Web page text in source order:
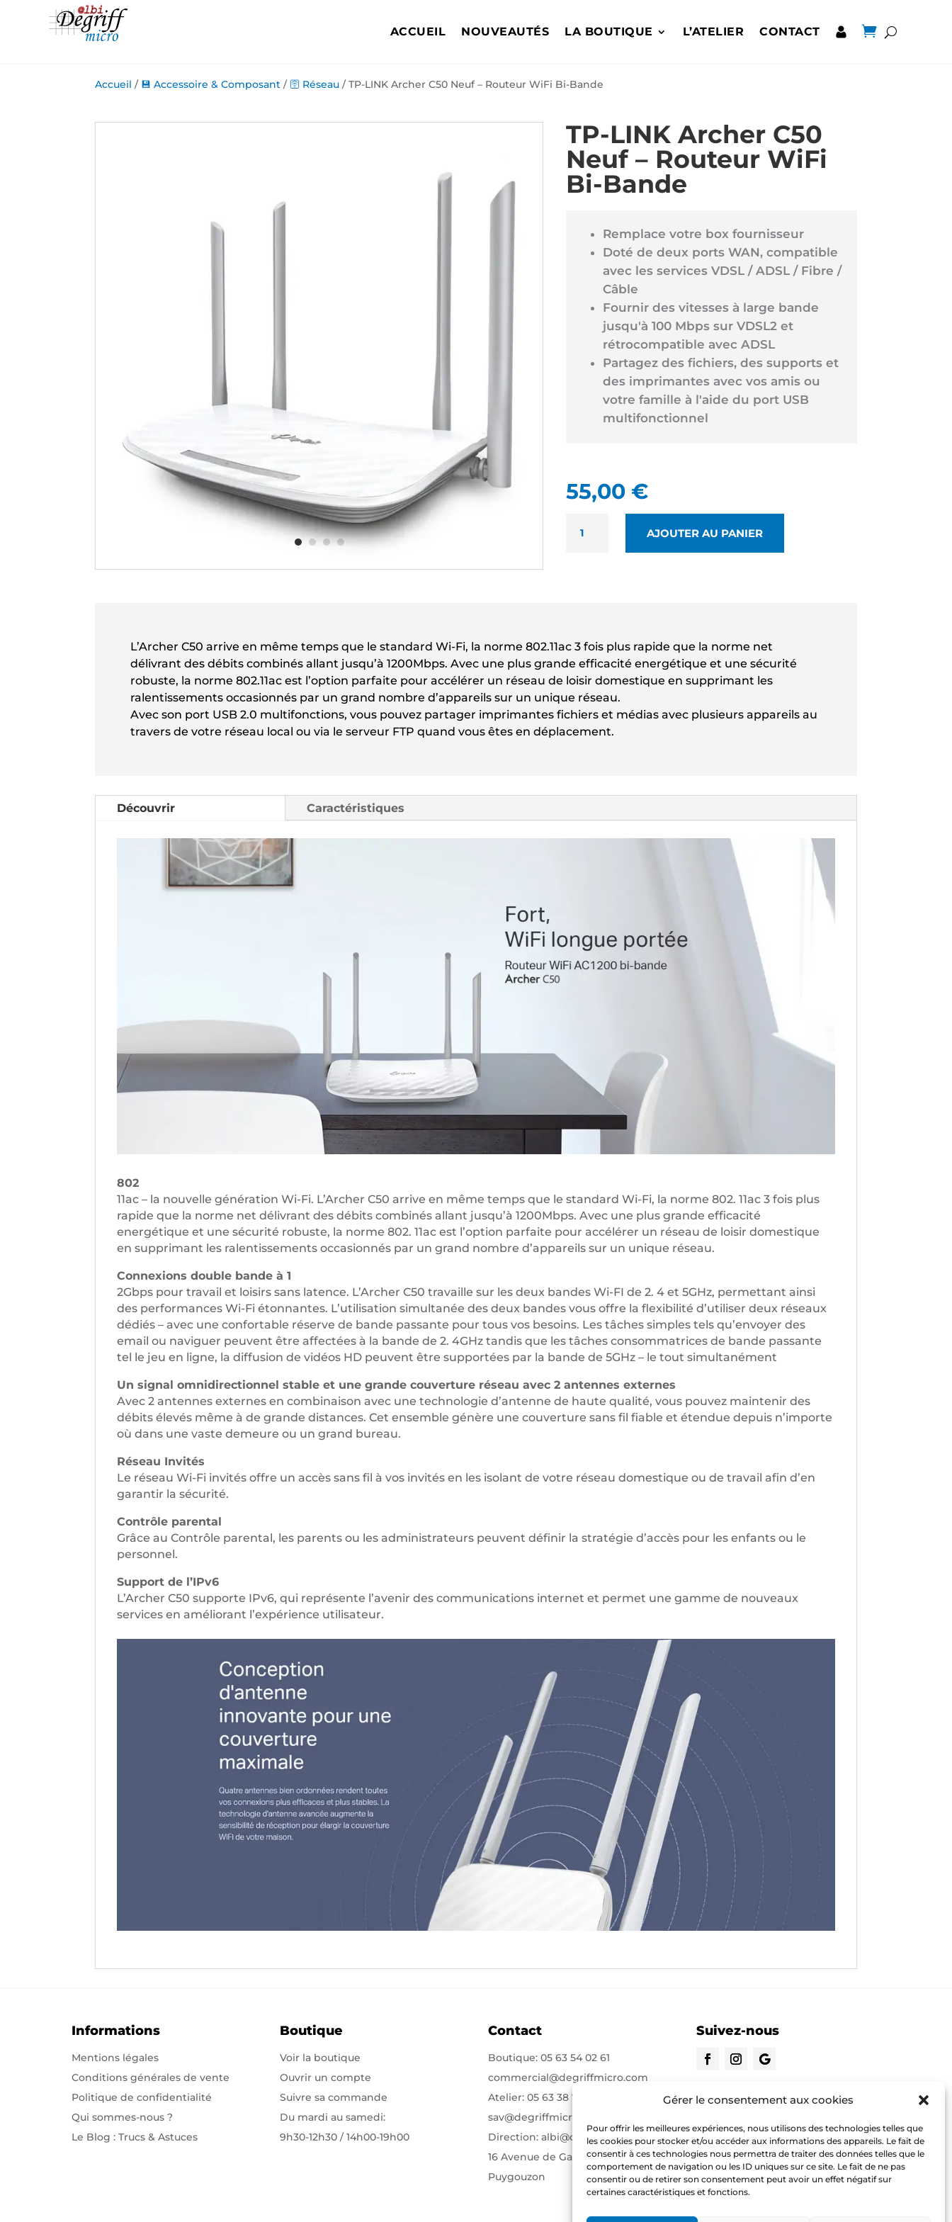
Gérer le consentement aux cookies
Pour offrir les meilleures expériences, nous utilisons des technologies telles que
les cookies pour stocker et/ou accéder aux informations des appareils. Le fait de
consentir à ces technologies nous permettra de traiter des données telles que le
comportement de navigation ou les ID uniques sur ce site. Le fait de ne pas
consentir ou de retirer son consentement peut avoir un effet négatif sur
certaines caractéristiques et fonctions.
ACCUEIL NOUVEAUTÉS LA BOUTIQUE L’ATELIER CONTACT 
Accueil / 💾 Accessoire & Composant /🛜 Réseau / TP-LINK Archer C50 Neuf – Routeur WiFi Bi-Bande
TP-LINK Archer C50
Neuf – Routeur WiFi
Bi-Bande
Remplace votre box fournisseur
Doté de deux ports WAN, compatible
avec les services VDSL / ADSL / Fibre /
Câble
Fournir des vitesses à large bande
jusqu'à 100 Mbps sur VDSL2 et
rétrocompatible avec ADSL
Partagez des fichiers, des supports et
des imprimantes avec vos amis ou
votre famille à l'aide du port USB
multifonctionnel
55,00 €
ROUTEUR
WIFI
BI-
BANDE
AJOUTER AU PANIER
L’Archer C50 arrive en même temps que le standard Wi-Fi, la norme 802.11ac 3 fois plus rapide que la norme net
délivrant des débits combinés allant jusqu’à 1200Mbps. Avec une plus grande efficacité energétique et une sécurité
robuste, la norme 802.11ac est l’option parfaite pour accélérer un réseau de loisir domestique en supprimant les
ralentissements occasionnés par un grand nombre d’appareils sur un unique réseau.
Avec son port USB 2.0 multifonctions, vous pouvez partager imprimantes fichiers et médias avec plusieurs appareils au
travers de votre réseau local ou via le serveur FTP quand vous êtes en déplacement.
Découvrir Caractéristiques
802
11ac – la nouvelle génération Wi-Fi. L’Archer C50 arrive en même temps que le standard Wi-Fi, la norme 802. 11ac 3 fois plus
rapide que la norme net délivrant des débits combinés allant jusqu’à 1200Mbps. Avec une plus grande efficacité
energétique et une sécurité robuste, la norme 802. 11ac est l’option parfaite pour accélérer un réseau de loisir domestique
en supprimant les ralentissements occasionnés par un grand nombre d’appareils sur un unique réseau.
Connexions double bande à 1
2Gbps pour travail et loisirs sans latence. L’Archer C50 travaille sur les deux bandes Wi-FI de 2. 4 et 5GHz, permettant ainsi
des performances Wi-Fi étonnantes. L’utilisation simultanée des deux bandes vous offre la flexibilité d’utiliser deux réseaux
dédiés – avec une confortable réserve de bande passante pour tous vos besoins. Les tâches simples tels qu’envoyer des
email ou naviguer peuvent être affectées à la bande de 2. 4GHz tandis que les tâches consommatrices de bande passante
tel le jeu en ligne, la diffusion de vidéos HD peuvent être supportées par la bande de 5GHz – le tout simultanément
Un signal omnidirectionnel stable et une grande couverture réseau avec 2 antennes externes
Avec 2 antennes externes en combinaison avec une technologie d’antenne de haute qualité, vous pouvez maintenir des
débits élevés même à de grande distances. Cet ensemble génère une couverture sans fil fiable et étendue depuis n’importe
où dans une vaste demeure ou un grand bureau.
Réseau Invités
Le réseau Wi-Fi invités offre un accès sans fil à vos invités en les isolant de votre réseau domestique ou de travail afin d’en
garantir la sécurité.
Contrôle parental
Grâce au Contrôle parental, les parents ou les administrateurs peuvent définir la stratégie d’accès pour les enfants ou le
personnel.
Support de l’IPv6
L’Archer C50 supporte IPv6, qui représente l’avenir des communications internet et permet une gamme de nouveaux
services en améliorant l’expérience utilisateur.
Informations
Mentions légales
Conditions générales de vente
Politique de confidentialité
Qui sommes-nous?
Le Blog : Trucs & Astuces
Boutique
Voir la boutique
Ouvrir un compte
Suivre sa commande
Du mardi au samedi:
9h30-12h30 / 14h00-19h00
Contact
Boutique:05 63 54 02 61
commercial@degriffmicro.com
Atelier:05 63 38 71 75
sav@degriffmicro.com
Direction:albi@degriffmicro.com
16 Avenue de Garban 81990
Puygouzon
Suivez-nous
CONTACTEZ-NOUS